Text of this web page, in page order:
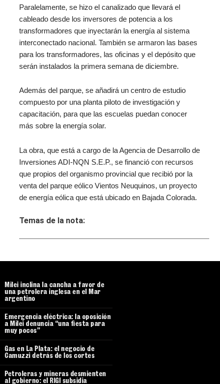
Paralelamente, se hizo el canalizado que llevará el
cableado desde los inversores de potencia a los
transformadores que inyectarán la energía al sistema
interconectado nacional. También se armaron las bases
para los transformadores, las oficinas y el depósito que
serán instalados la primera semana de diciembre.
Además del parque, se añadirá un centro de estudio
compuesto por una planta piloto de investigación y
capacitación, para que las escuelas puedan conocer
más sobre la energía solar.
La obra, que está a cargo de la Agencia de Desarrollo de
Inversiones ADI-NQN S.E.P., se financió con recursos
que propios del organismo provincial que recibió por la
venta del parque eólico Vientos Neuquinos, un proyecto
de energía eólica que está ubicado en Bajada Colorada.
Temas de la nota:
Milei inclina la cancha a favor de
una petrolera inglesa en el Mar
argentino
Emergencia eléctrica: la oposición
a Milei denuncia “una fiesta para
muy pocos”
Gas en La Plata: el negocio de
Camuzzi detrás de los cortes
Petroleras y mineras desmienten
al gobierno: el RIGI subsidia